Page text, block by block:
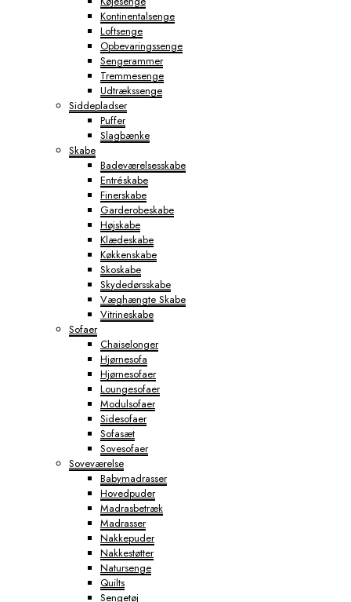
Kontinentalsenge
Loftsenge
Opbevaringssenge
Sengerammer
Tremmesenge
Udtrækssenge
Siddepladser
Puffer
Slagbænke
Skabe
Badeværelsesskabe
Entréskabe
Finerskabe
Garderobeskabe
Højskabe
Klædeskabe
Køkkenskabe
Skoskabe
Skydedørsskabe
Væghængte Skabe
Vitrineskabe
Sofaer
Chaiselonger
Hjørnesofa
Hjørnesofaer
Loungesofaer
Modulsofaer
Sidesofaer
Sofasæt
Sovesofaer
Soveværelse
Babymadrasser
Hovedpuder
Madrasbetræk
Madrasser
Nakkepuder
Nakkestøtter
Natursenge
Quilts
Sengetøj